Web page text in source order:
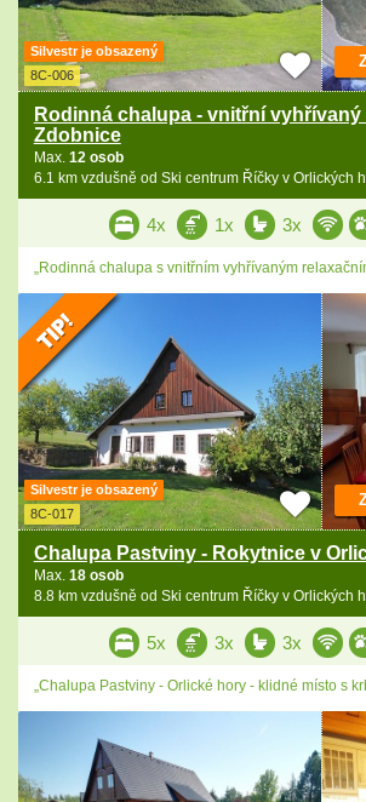
Silvestr je obsazený
8C-006
Rodinná chalupa - vnitřní vyhřívaný
Zdobnice
Max. 12 osob
6.1 km vzdušně od Ski centrum Říčky v Orlických
4x 1x 3x
„Rodinná chalupa s vnitřním vyhřívaným
Silvestr je obsazený
8C-017
Chalupa Pastviny - Rokytnice v
Max. 18 osob
8.8 km vzdušně od Ski centrum Říčky v Orlických
5x 3x 3x
„Chalupa Pastviny - Orlické hory - klidné místo s